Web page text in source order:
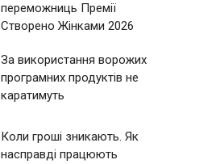
переможниць Премії
Створено Жінками 2026
За використання ворожих
програмних продуктів не
каратимуть
Коли гроші зникають. Як
насправді працюють